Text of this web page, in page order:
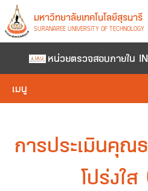
มหาวิทยาลัยเทคโนโลยีสุรนารี
SURANAREE UNIVERSITY OF TECHNOLOGY
หน่วยตรวจสอบภายใน
เมนู
การประเมินคุณ
โปร่งใ